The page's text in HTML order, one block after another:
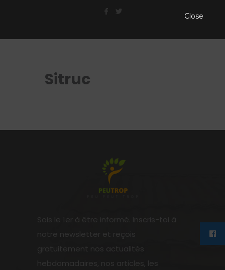
Sitruc
Sois le 1er à être informé. Inscris-toi à
notre newsletter et reçois
gratuitement nos actualités
hebdomadaires, nos articles, les
Close